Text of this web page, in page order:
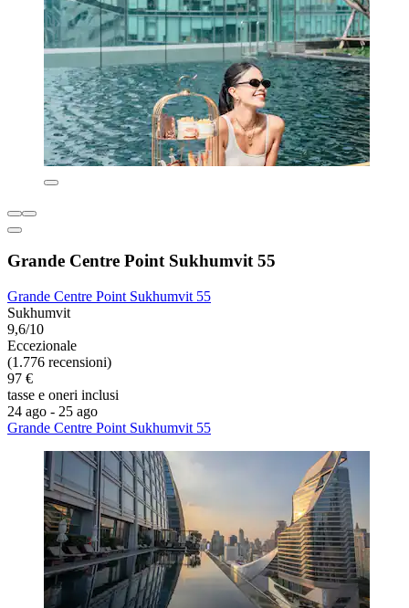
Grande Centre Point Sukhumvit 55
Grande Centre Point Sukhumvit 55
Sukhumvit
9,6/10
Eccezionale
(1.776 recensioni)
97 €
tasse e oneri inclusi
24 ago - 25 ago
Grande Centre Point Sukhumvit 55